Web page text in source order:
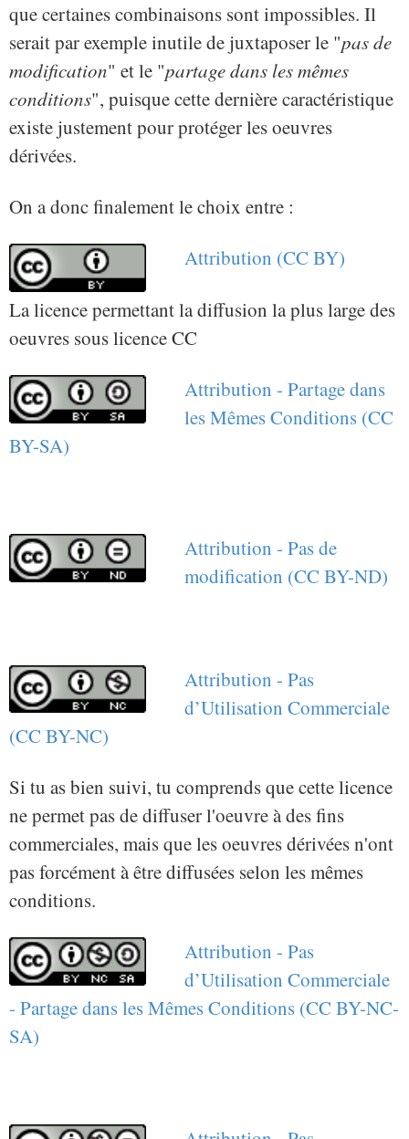
que certaines combinaisons sont impossibles. Il
serait par exemple inutile de juxtaposer le "pas de
modification" et le "partage dans les mêmes
conditions", puisque cette dernière caractéristique
existe justement pour protéger les oeuvres
dérivées.
On a donc finalement le choix entre :
Attribution (CC BY)
La licence permettant la diffusion la plus large des
oeuvres sous licence CC
Attribution - Partage dans
les Mêmes Conditions (CC
BY-SA)
Attribution - Pas de
modification (CC BY-ND)
Attribution - Pas
d’Utilisation Commerciale
(CC BY-NC)
Si tu as bien suivi, tu comprends que cette licence
ne permet pas de diffuser l'oeuvre à des fins
commerciales, mais que les oeuvres dérivées n'ont
pas forcément à être diffusées selon les mêmes
conditions.
Attribution - Pas
d’Utilisation Commerciale
- Partage dans les Mêmes Conditions (CC BY-NC-
SA)